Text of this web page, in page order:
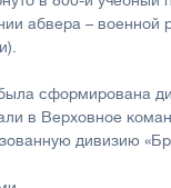
абвера – военной
сформирована
в Верховное
дивизию